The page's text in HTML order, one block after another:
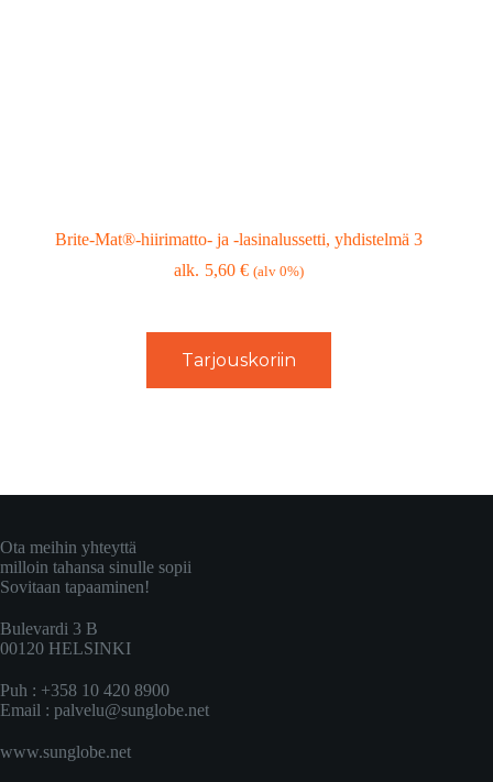
Brite-Mat®-hiirimatto- ja -lasinalussetti, yhdistelmä 3
5,60€ (alv 0%)
Tarjouskoriin
Ota meihin yhteyttä
milloin tahansa sinulle sopii
Sovitaan tapaaminen!
Bulevardi 3 B
00120 HELSINKI
Puh : +358 10 420 8900
Email : palvelu@sunglobe.net
www.sunglobe.net